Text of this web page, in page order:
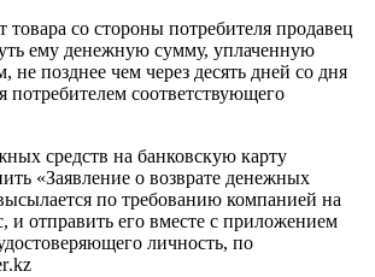
товара со стороны потребителя продавец
ему денежную сумму, уплаченную
не позднее чем через десять дней со дня
потребителем соответствующего
средств на банковскую карту
«Заявление о возврате денежных
по требованию компанией на
и отправить его вместе с приложением
личность, по
.kz